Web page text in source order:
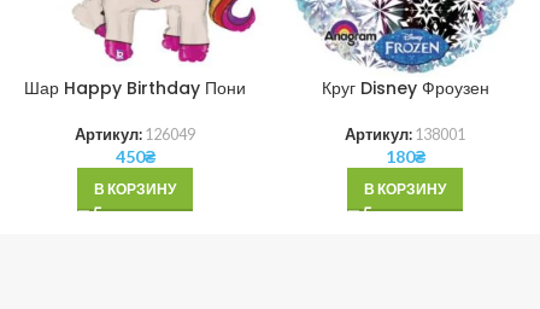
Шар Happy Birthday Пони
Артикул: 126049
450₴
В КОРЗИНУ
Круг Disney Фроузен
Артикул: 138001
180₴
В КОРЗИНУ